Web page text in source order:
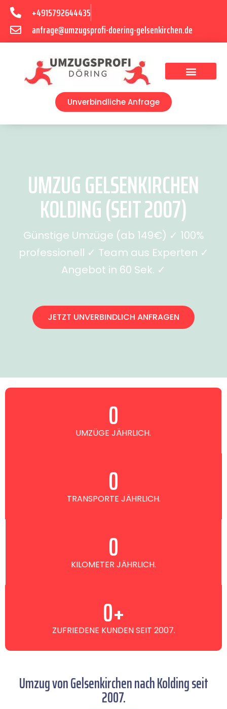
+4915792644435
anfrage@umzugsprofi-doering-gelsenkirchen.de
Unverbindliche Anfrage
UMZUG GELSENKIRCHEN
KOLDING (SEIT 2007)
Günstige Umzüge (ab 149€) ✓ 100%
professionell ✓ Team aus Experten ✓
Angebot in 60 Sek. ✓
JETZT UNVERBINDLICH ANFRAGEN
UMZÜGE JÄHRLICH.
0
TRANSPORTE JÄHRLICH.
0
KILOMETER JÄHRLICH.
0
ZUFRIEDENE KUNDEN SEIT 2007.
0+
Umzug von Gelsenkirchen nach Kolding seit
2007.